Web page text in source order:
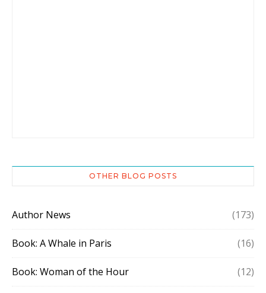
OTHER BLOG POSTS
Author News (173)
Book: A Whale in Paris (16)
Book: Woman of the Hour (12)